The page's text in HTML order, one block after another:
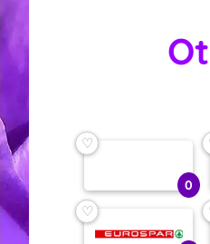
0
♡
♡